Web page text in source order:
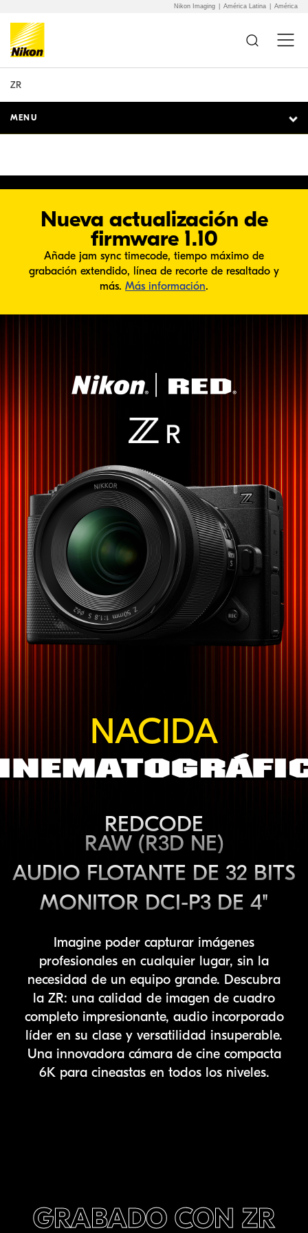
Nikon Imaging América Latina América
ZR
MENU
Nueva actualización de
firmware 1.10
Añade jam sync timecode, tiempo máximo de
grabación extendido, línea de recorte de resaltado y
más. Más informaciónsobre Firmware 1.10
.
NACIDA
REDCODE
RAW (R3D NE)
AUDIO FLOTANTE DE 32 BITS
MONITOR DCI-P3 DE 4"
Imagine poder capturar imágenes
profesionales en cualquier lugar, sin la
necesidad de un equipo grande. Descubra
la ZR: una calidad de imagen de cuadro
completo impresionante, audio incorporado
líder en su clase y versatilidad insuperable.
Una innovadora cámara de cine compacta
6K para cineastas en todos los niveles.
GRABADO CON ZR
DE VIDEO